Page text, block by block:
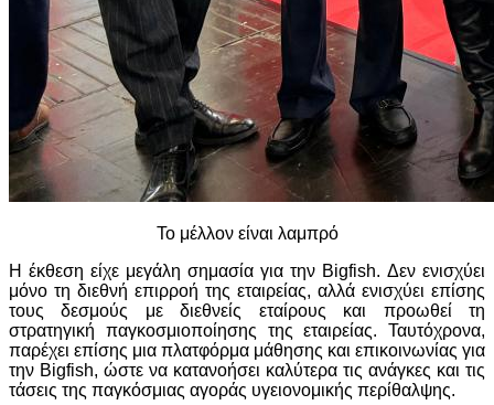
Το μέλλον είναι λαμπρό
Η έκθεση είχε μεγάλη σημασία για την Bigfish. Δεν ενισχύει
μόνο τη διεθνή επιρροή της εταιρείας, αλλά ενισχύει επίσης
τους δεσμούς με διεθνείς εταίρους και προωθεί τη
στρατηγική παγκοσμιοποίησης της εταιρείας. Ταυτόχρονα,
παρέχει επίσης μια πλατφόρμα μάθησης και επικοινωνίας για
την Bigfish, ώστε να κατανοήσει καλύτερα τις ανάγκες και τις
τάσεις της παγκόσμιας αγοράς υγειονομικής περίθαλψης.